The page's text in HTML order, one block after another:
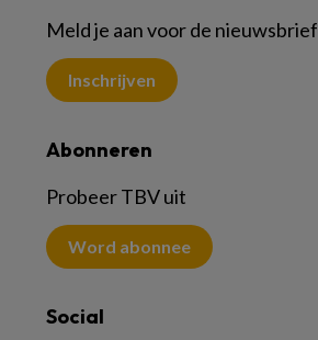
Meld je aan voor de nieuwsbrief
Inschrijven
Abonneren
Probeer TBV uit
Word abonnee
Social